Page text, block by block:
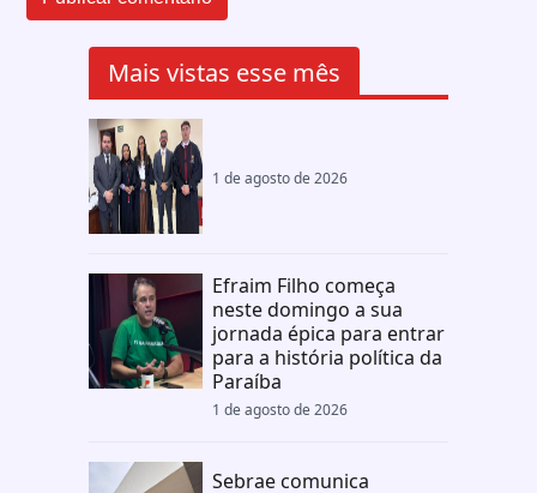
Mais vistas esse mês
1 de agosto de 2026
Efraim Filho começa
neste domingo a sua
jornada épica para entrar
para a história política da
Paraíba
1 de agosto de 2026
Sebrae comunica